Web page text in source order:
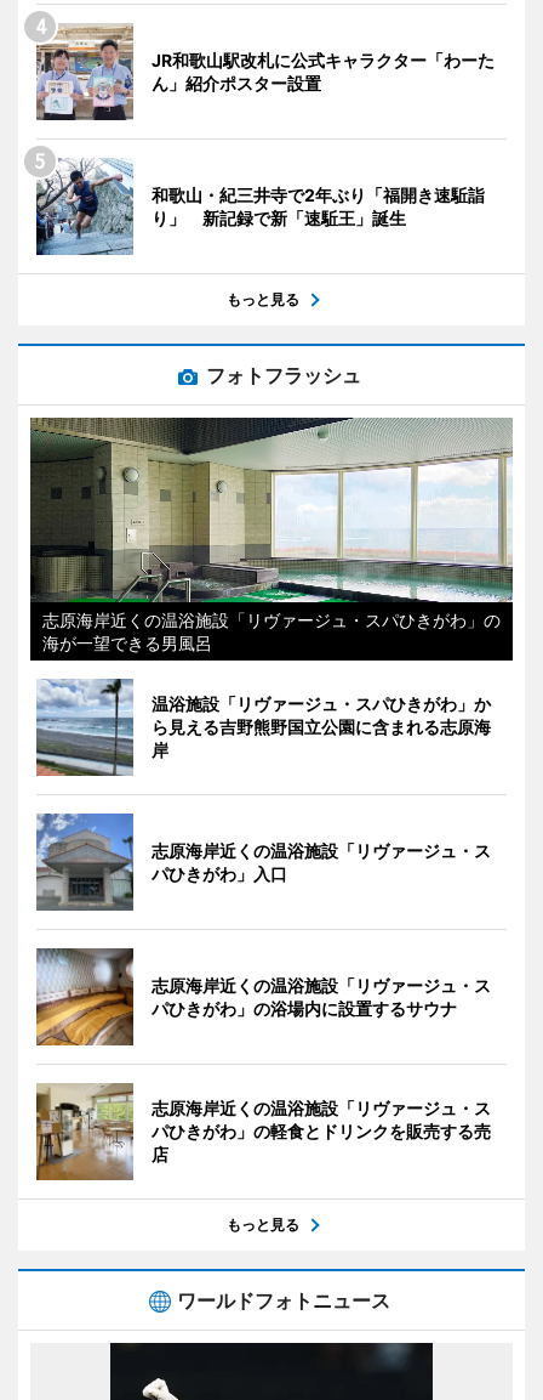
JR和歌山駅改札に公式キャラクター「わーた
ん」紹介ポスター設置
和歌山・紀三井寺で2年ぶり「福開き速駈詣
り」 新記録で新「速駈王」誕生
もっと見る
フォトフラッシュ
志原海岸近くの温浴施設「リヴァージュ・スパひきがわ」の
海が一望できる男風呂
温浴施設「リヴァージュ・スパひきがわ」か
ら見える吉野熊野国立公園に含まれる志原海
岸
志原海岸近くの温浴施設「リヴァージュ・ス
パひきがわ」入口
志原海岸近くの温浴施設「リヴァージュ・ス
パひきがわ」の浴場内に設置するサウナ
志原海岸近くの温浴施設「リヴァージュ・ス
パひきがわ」の軽食とドリンクを販売する売
店
もっと見る
ワールドフォトニュース